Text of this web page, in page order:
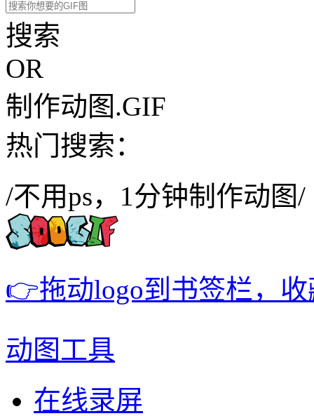
搜索
OR
制作动图.GIF
热门搜索：
/不用ps，1分钟制作动图/
👉拖动logo到书签栏，
动图工具
在线录屏